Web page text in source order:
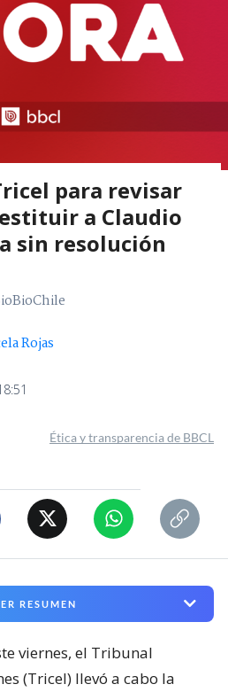
para revisar
a Claudio
sin resolución
Rojas
Ética y transparencia de BBCL
RESUMEN
viernes, el Tribunal
(Tricel) llevó a cabo la